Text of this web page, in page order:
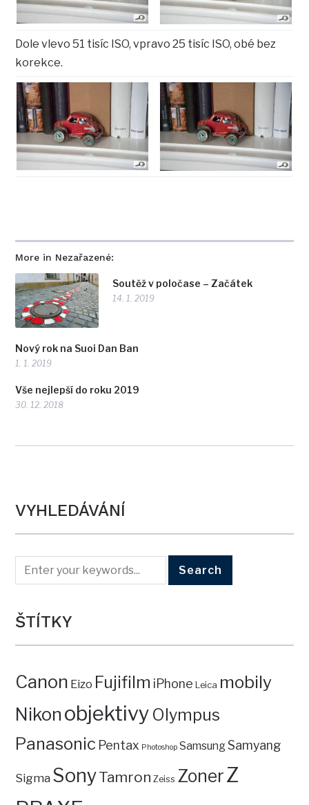
More in Nezařazené:
Soutěž v poločase – Začátek
14. 1. 2019
Nový rok na Suoi Dan Ban
1. 1. 2019
Vše nejlepší do roku 2019
30. 12. 2018
Dole vlevo 51 tisíc ISO, vpravo 25 tisíc ISO, obé bez
korekce.
VYHLEDÁVÁNÍ
ŠTÍTKY
Canon Eizo Fujifilm iPhone Leica mobily
Nikon objektivy Olympus
Panasonic Pentax Photoshop SamsungSamyang
Sigma SonyTamron Zeiss ZonerZ